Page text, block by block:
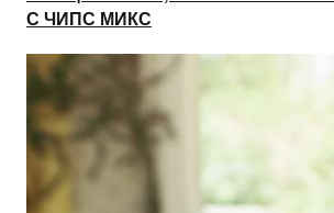
С ЧИПС МИКС